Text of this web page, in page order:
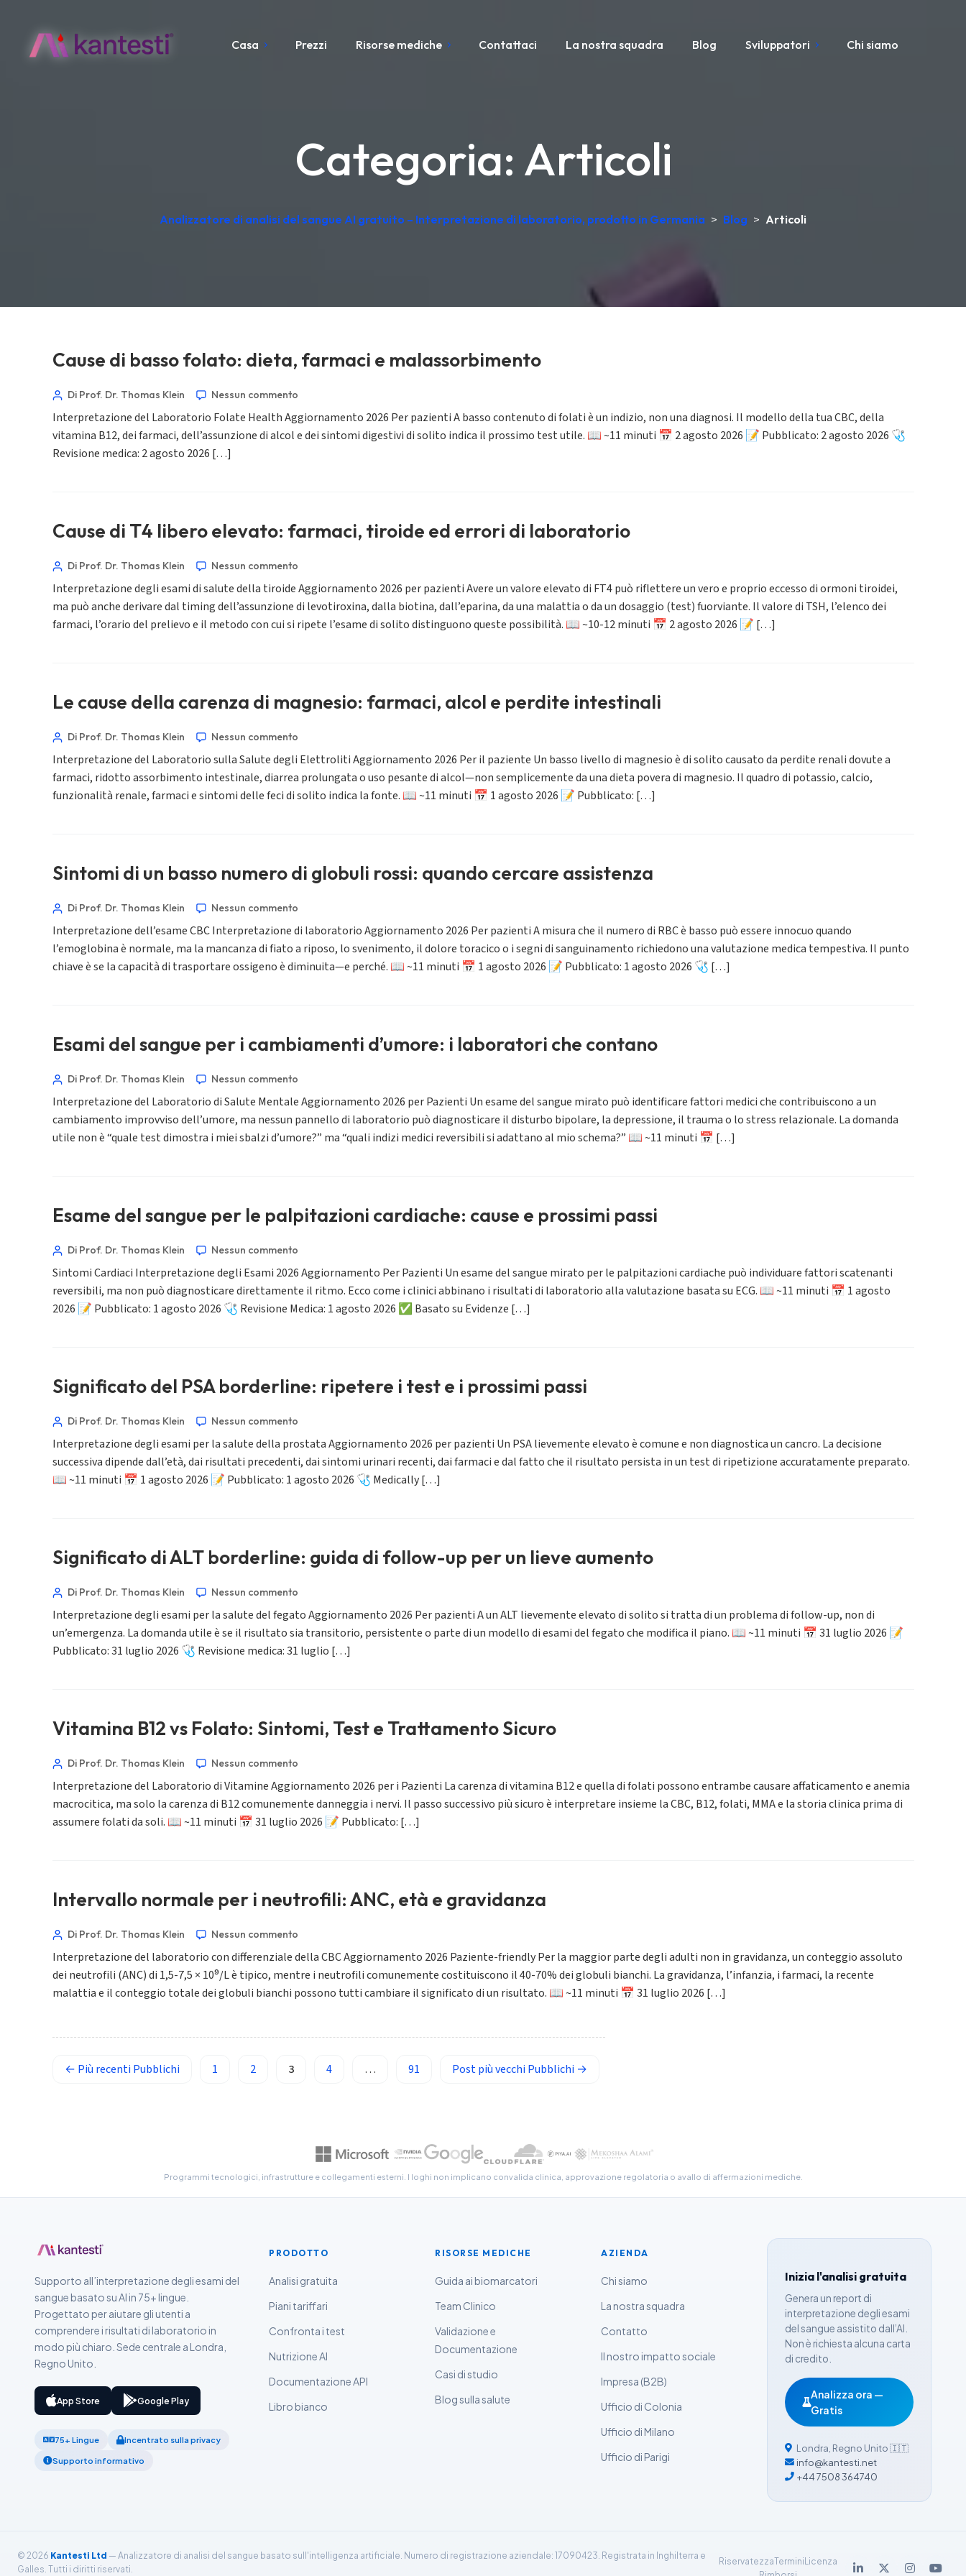
Casa Prezzi Risorse mediche Contattaci La nostra squadra Blog Sviluppatori Chi siamo
Categoria: Articoli
Analizzatore di analisi del sangue AI gratuito – Interpretazione di laboratorio, prodotto in Germania > Blog > Articoli
Cause di basso folato: dieta, farmaci e malassorbimento
Di Prof. Dr. Thomas Klein Nessun commento
Interpretazione del Laboratorio Folate Health Aggiornamento 2026 Per pazienti A basso contenuto di folati è un indizio, non una diagnosi. Il modello della tua CBC, della
vitamina B12, dei farmaci, dell’assunzione di alcol e dei sintomi digestivi di solito indica il prossimo test utile. 📖 ~11 minuti 📅 2 agosto 2026 📝 Pubblicato: 2 agosto 2026 🩺
Revisione medica: 2 agosto 2026 […]
Cause di T4 libero elevato: farmaci, tiroide ed errori di laboratorio
Di Prof. Dr. Thomas Klein Nessun commento
Interpretazione degli esami di salute della tiroide Aggiornamento 2026 per pazienti Avere un valore elevato di FT4 può riflettere un vero e proprio eccesso di ormoni tiroidei,
ma può anche derivare dal timing dell’assunzione di levotiroxina, dalla biotina, dall’eparina, da una malattia o da un dosaggio (test) fuorviante. Il valore di TSH, l’elenco dei
farmaci, l’orario del prelievo e il metodo con cui si ripete l’esame di solito distinguono queste possibilità. 📖 ~10-12 minuti 📅 2 agosto 2026 📝 […]
Le cause della carenza di magnesio: farmaci, alcol e perdite intestinali
Di Prof. Dr. Thomas Klein Nessun commento
Interpretazione del Laboratorio sulla Salute degli Elettroliti Aggiornamento 2026 Per il paziente Un basso livello di magnesio è di solito causato da perdite renali dovute a
farmaci, ridotto assorbimento intestinale, diarrea prolungata o uso pesante di alcol—non semplicemente da una dieta povera di magnesio. Il quadro di potassio, calcio,
funzionalità renale, farmaci e sintomi delle feci di solito indica la fonte. 📖 ~11 minuti 📅 1 agosto 2026 📝 Pubblicato: […]
Sintomi di un basso numero di globuli rossi: quando cercare assistenza
Di Prof. Dr. Thomas Klein Nessun commento
Interpretazione dell’esame CBC Interpretazione di laboratorio Aggiornamento 2026 Per pazienti A misura che il numero di RBC è basso può essere innocuo quando
l’emoglobina è normale, ma la mancanza di fiato a riposo, lo svenimento, il dolore toracico o i segni di sanguinamento richiedono una valutazione medica tempestiva. Il punto
chiave è se la capacità di trasportare ossigeno è diminuita—e perché. 📖 ~11 minuti 📅 1 agosto 2026 📝 Pubblicato: 1 agosto 2026 🩺 […]
Esami del sangue per i cambiamenti d’umore: i laboratori che contano
Di Prof. Dr. Thomas Klein Nessun commento
Interpretazione del Laboratorio di Salute Mentale Aggiornamento 2026 per Pazienti Un esame del sangue mirato può identificare fattori medici che contribuiscono a un
cambiamento improvviso dell’umore, ma nessun pannello di laboratorio può diagnosticare il disturbo bipolare, la depressione, il trauma o lo stress relazionale. La domanda
utile non è “quale test dimostra i miei sbalzi d’umore?” ma “quali indizi medici reversibili si adattano al mio schema?” 📖 ~11 minuti 📅 […]
Esame del sangue per le palpitazioni cardiache: cause e prossimi passi
Di Prof. Dr. Thomas Klein Nessun commento
Sintomi Cardiaci Interpretazione degli Esami 2026 Aggiornamento Per Pazienti Un esame del sangue mirato per le palpitazioni cardiache può individuare fattori scatenanti
reversibili, ma non può diagnosticare direttamente il ritmo. Ecco come i clinici abbinano i risultati di laboratorio alla valutazione basata su ECG. 📖 ~11 minuti 📅 1 agosto
2026 📝 Pubblicato: 1 agosto 2026 🩺 Revisione Medica: 1 agosto 2026 ✅ Basato su Evidenze […]
Significato del PSA borderline: ripetere i test e i prossimi passi
Di Prof. Dr. Thomas Klein Nessun commento
Interpretazione degli esami per la salute della prostata Aggiornamento 2026 per pazienti Un PSA lievemente elevato è comune e non diagnostica un cancro. La decisione
successiva dipende dall’età, dai risultati precedenti, dai sintomi urinari recenti, dai farmaci e dal fatto che il risultato persista in un test di ripetizione accuratamente preparato.
📖 ~11 minuti 📅 1 agosto 2026 📝 Pubblicato: 1 agosto 2026 🩺 Medically […]
Significato di ALT borderline: guida di follow-up per un lieve aumento
Di Prof. Dr. Thomas Klein Nessun commento
Interpretazione degli esami per la salute del fegato Aggiornamento 2026 Per pazienti A un ALT lievemente elevato di solito si tratta di un problema di follow-up, non di
un’emergenza. La domanda utile è se il risultato sia transitorio, persistente o parte di un modello di esami del fegato che modifica il piano. 📖 ~11 minuti 📅 31 luglio 2026 📝
Pubblicato: 31 luglio 2026 🩺 Revisione medica: 31 luglio […]
Vitamina B12 vs Folato: Sintomi, Test e Trattamento Sicuro
Di Prof. Dr. Thomas Klein Nessun commento
Interpretazione del Laboratorio di Vitamine Aggiornamento 2026 per i Pazienti La carenza di vitamina B12 e quella di folati possono entrambe causare affaticamento e anemia
macrocitica, ma solo la carenza di B12 comunemente danneggia i nervi. Il passo successivo più sicuro è interpretare insieme la CBC, B12, folati, MMA e la storia clinica prima di
assumere folati da soli. 📖 ~11 minuti 📅 31 luglio 2026 📝 Pubblicato: […]
Intervallo normale per i neutrofili: ANC, età e gravidanza
Di Prof. Dr. Thomas Klein Nessun commento
Interpretazione del laboratorio con differenziale della CBC Aggiornamento 2026 Paziente-friendly Per la maggior parte degli adulti non in gravidanza, un conteggio assoluto
dei neutrofili (ANC) di 1,5-7,5 × 10⁹/L è tipico, mentre i neutrofili comunemente costituiscono il 40-70% dei globuli bianchi. La gravidanza, l’infanzia, i farmaci, la recente
malattia e il conteggio totale dei globuli bianchi possono tutti cambiare il significato di un risultato. 📖 ~11 minuti 📅 31 luglio 2026 […]
← Più recenti Pubblichi 1 2 3 4 … 91 Post più vecchi Pubblichi →
Programmi tecnologici, infrastrutture e collegamenti esterni. I loghi non implicano convalida clinica, approvazione regolatoria o avallo di affermazioni mediche.
Supporto all’interpretazione degli esami del
sangue basato su AI in 75+ lingue.
Progettato per aiutare gli utenti a
comprendere i risultati di laboratorio in
modo più chiaro. Sede centrale a Londra,
Regno Unito.
App Store Google Play
75+ Lingue Incentrato sulla privacy
Supporto informativo
PRODOTTO
Analisi gratuita
Piani tariffari
Confronta i test
Nutrizione AI
Documentazione API
Libro bianco
RISORSE MEDICHE
Guida ai biomarcatori
Team Clinico
Validazione e
Documentazione
Casi di studio
Blog sulla salute
AZIENDA
Chi siamo
La nostra squadra
Contatto
Il nostro impatto sociale
Impresa (B2B)
Ufficio di Colonia
Ufficio di Milano
Ufficio di Parigi
Inizia l'analisi gratuita
Genera un report di
interpretazione degli esami
del sangue assistito dall’AI.
Non è richiesta alcuna carta
di credito.
Analizza ora —
Gratis
Londra Regno Unito🇮🇹
info@kantesti.net
+44 7508 364740
© 2026 Kantesti Ltd — Analizzatore di analisi del sangue basato sull'intelligenza artificiale. Numero di registrazione aziendale: 17090423. Registrata in Inghilterra e
Galles. Tutti i diritti riservati.
RiservatezzaTermini Licenza
Français
Ελληνικά
Türkçe
Română
简体中文
Български
Dansk
Íslenska
Српски језик
Eesti
Русский
Lietuvių kalba
Polski
বাংলা
اردو
मराठी
தமிழ்
മലയാളം
Bahasa Melayu
ไทย
Kiswahili
አማርኛ
Català
Slovenčina
كوردی‎
پښتو
سنڌي
Latviešu valoda
Македонски јазик
Euskara
Монгол
ພາສາລາວ
Basa Jawa
ئۇيغۇرچە
Беларуская мова
Esperanto
Norsk bokmål